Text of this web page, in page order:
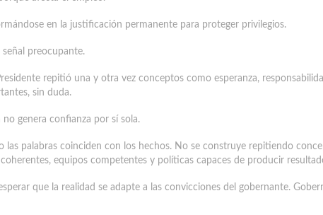
en la justificación permanente para proteger privilegios.
señal preocupante.
repitió una y otra vez conceptos como esperanza,
sin duda.
no genera confianza por sí sola.
las palabras coinciden con los hechos. No se construye repitiendo
equipos competentes y políticas capaces de producir
que la realidad se adapte a las convicciones del gobernante.